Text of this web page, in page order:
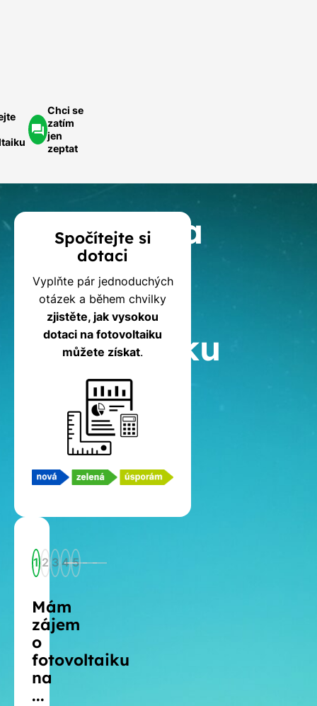
Chci se
zatím
jen
zeptat
Kalkulačka
dotací
na
fotovoltaiku
Spočítejte si
dotaci
Vyplňte pár jednoduchých
otázek a během chvilky
zjistěte, jak vysokou
dotaci na fotovoltaiku
můžete získat.
1 2 3 4 5
Mám
zájem
o
fotovoltaiku
na
...